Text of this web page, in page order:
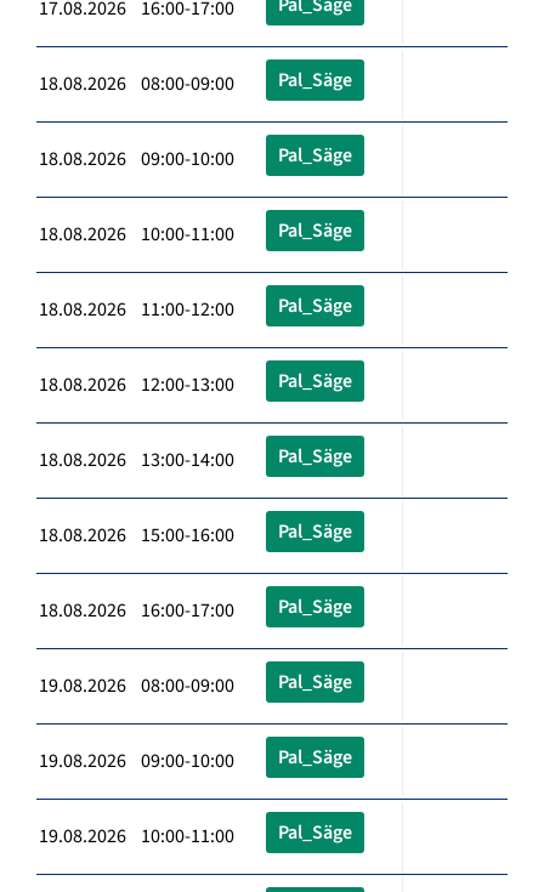
17.08.2026 16:00-17:00
18.08.2026 08:00-09:00 Pal_Säge
18.08.2026 09:00-10:00 Pal_Säge
18.08.2026 10:00-11:00 Pal_Säge
18.08.2026 11:00-12:00 Pal_Säge
18.08.2026 12:00-13:00 Pal_Säge
18.08.2026 13:00-14:00 Pal_Säge
18.08.2026 15:00-16:00 Pal_Säge
18.08.2026 16:00-17:00 Pal_Säge
19.08.2026 08:00-09:00 Pal_Säge
19.08.2026 09:00-10:00 Pal_Säge
19.08.2026 10:00-11:00 Pal_Säge